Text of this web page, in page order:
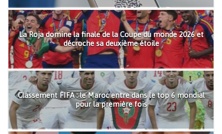
La Roja domine la finale de la Coupe du monde 2026 et
décroche sa deuxième étoile
Classement FIFA : le Maroc entre dans le top 6 mondial
pour la première fois